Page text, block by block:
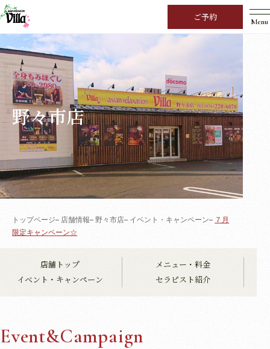
ご予約 Menu
店舗トップ
メニュー・料金
イベント・キャンペーン
セラピスト紹介
野々市店
トップページ 店舗情報 野々市店 イベント・キャンペーン
７月
限定キャンペーン☆
Event&Campaign